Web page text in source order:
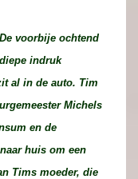
voorbije ochtend
indruk
al in de auto. Tim
Michels
en de
huis om een
Tims moeder, die